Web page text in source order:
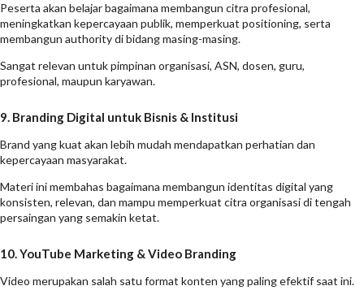
Peserta akan belajar bagaimana membangun citra profesional,
meningkatkan kepercayaan publik, memperkuat positioning, serta
membangun authority di bidang masing-masing.
Sangat relevan untuk pimpinan organisasi, ASN, dosen, guru,
profesional, maupun karyawan.
9. Branding Digital untuk Bisnis & Institusi
Brand yang kuat akan lebih mudah mendapatkan perhatian dan
kepercayaan masyarakat.
Materi ini membahas bagaimana membangun identitas digital yang
konsisten, relevan, dan mampu memperkuat citra organisasi di tengah
persaingan yang semakin ketat.
10. YouTube Marketing & Video Branding
Video merupakan salah satu format konten yang paling efektif saat ini.